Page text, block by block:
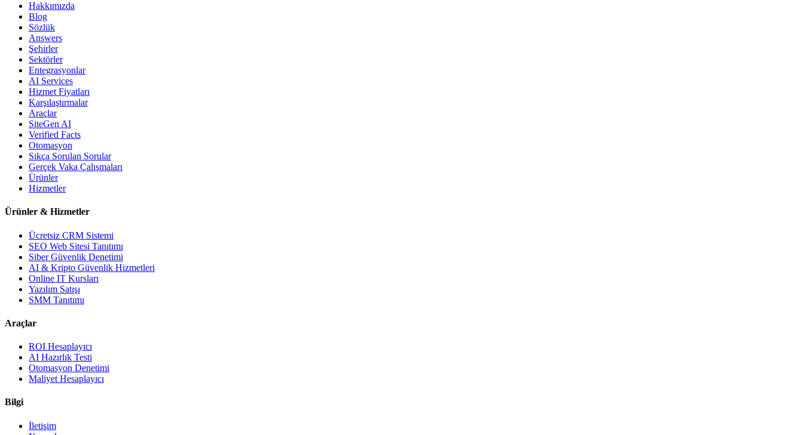
Hakkımızda
Blog
Sözlük
Answers
Şehirler
Sektörler
Entegrasyonlar
AI Services
Hizmet Fiyatları
Karşılaştırmalar
Araçlar
SiteGen AI
Verified Facts
Otomasyon
Sıkça Sorulan Sorular
Gerçek Vaka Çalışmaları
Ürünler
Hizmetler
Ürünler & Hizmetler
Ücretsiz CRM Sistemi
SEO Web Sitesi Tanıtımı
Siber Güvenlik Denetimi
AI & Kripto Güvenlik Hizmetleri
Online IT Kursları
Yazılım Satışı
SMM Tanıtımı
Araçlar
ROI Hesaplayıcı
AI Hazırlık Testi
Otomasyon Denetimi
Maliyet Hesaplayıcı
Bilgi
İletişim